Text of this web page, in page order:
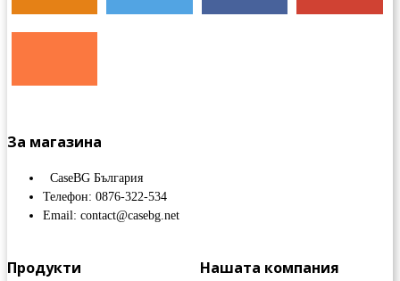
За магазина
CaseBG България
Телефон: 0876-322-534
Email: contact@casebg.net
Продукти Нашата компания